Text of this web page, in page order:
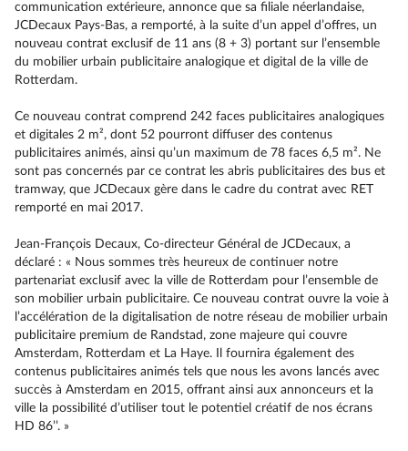
communication extérieure, annonce que sa filiale néerlandaise,
JCDecaux Pays-Bas, a remporté, à la suite d’un appel d’offres, un
nouveau contrat exclusif de 11 ans (8 + 3) portant sur l’ensemble
du mobilier urbain publicitaire analogique et digital de la ville de
Rotterdam.
Ce nouveau contrat comprend 242 faces publicitaires analogiques
et digitales 2 m², dont 52 pourront diffuser des contenus
publicitaires animés, ainsi qu’un maximum de 78 faces 6,5 m². Ne
sont pas concernés par ce contrat les abris publicitaires des bus et
tramway, que JCDecaux gère dans le cadre du contrat avec RET
remporté en mai 2017.
Jean-François Decaux, Co-directeur Général de JCDecaux, a
déclaré : « Nous sommes très heureux de continuer notre
partenariat exclusif avec la ville de Rotterdam pour l’ensemble de
son mobilier urbain publicitaire. Ce nouveau contrat ouvre la voie à
l’accélération de la digitalisation de notre réseau de mobilier urbain
publicitaire premium de Randstad, zone majeure qui couvre
Amsterdam, Rotterdam et La Haye. Il fournira également des
contenus publicitaires animés tels que nous les avons lancés avec
succès à Amsterdam en 2015, offrant ainsi aux annonceurs et la
ville la possibilité d’utiliser tout le potentiel créatif de nos écrans
HD 86’’. »